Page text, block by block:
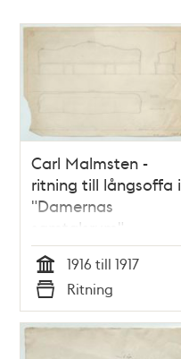
Carl Malmsten -
ritning till långsoffa i
"Damernas
samtalsrum",
Stadshuset
Tid
1916 till 1917
Typ
Ritning